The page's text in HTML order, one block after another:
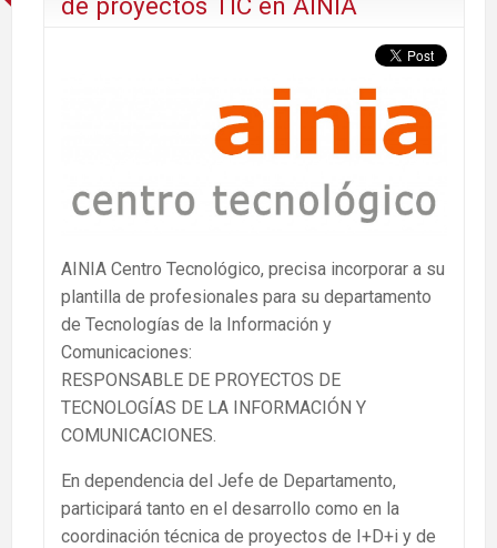
de proyectos TIC en AINIA
AINIA Centro Tecnológico, precisa incorporar a su
plantilla de profesionales para su departamento
de Tecnologías de la Información y
Comunicaciones:
RESPONSABLE DE PROYECTOS DE
TECNOLOGÍAS DE LA INFORMACIÓN Y
COMUNICACIONES.
En dependencia del Jefe de Departamento,
participará tanto en el desarrollo como en la
coordinación técnica de proyectos de I+D+i y de